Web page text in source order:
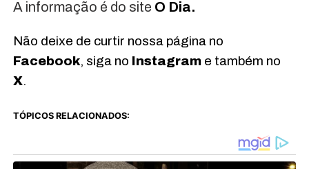
A informação é do site O Dia.
Não deixe de curtir nossa página no
Facebook, siga no Instagrame também no
X.
TÓPICOS RELACIONADOS: